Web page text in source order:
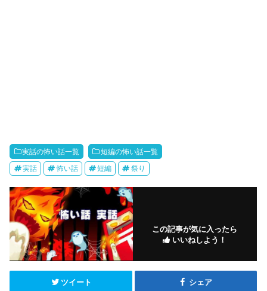
実話の怖い話一覧 短編の怖い話一覧
実話 怖い話 短編 祭り
この記事が気に入ったら
いいねしよう！
ツイート シェア